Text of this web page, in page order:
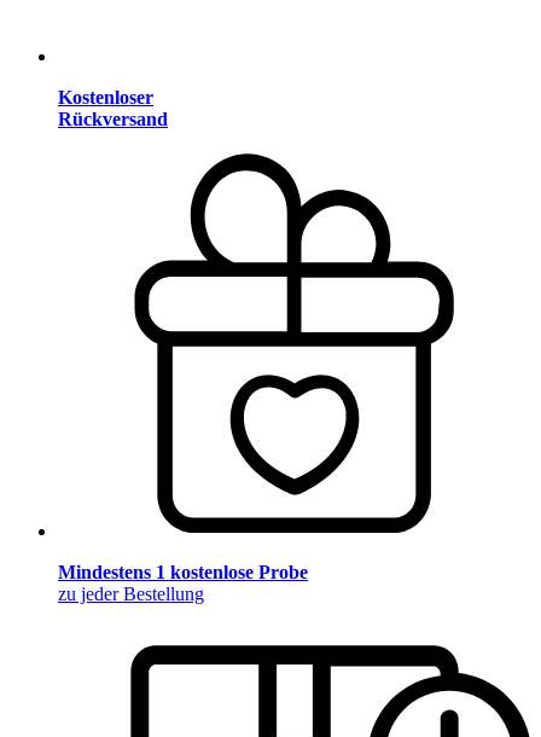
Kostenloser
Rückversand
Mindestens 1 kostenlose Probe
zu jeder Bestellung